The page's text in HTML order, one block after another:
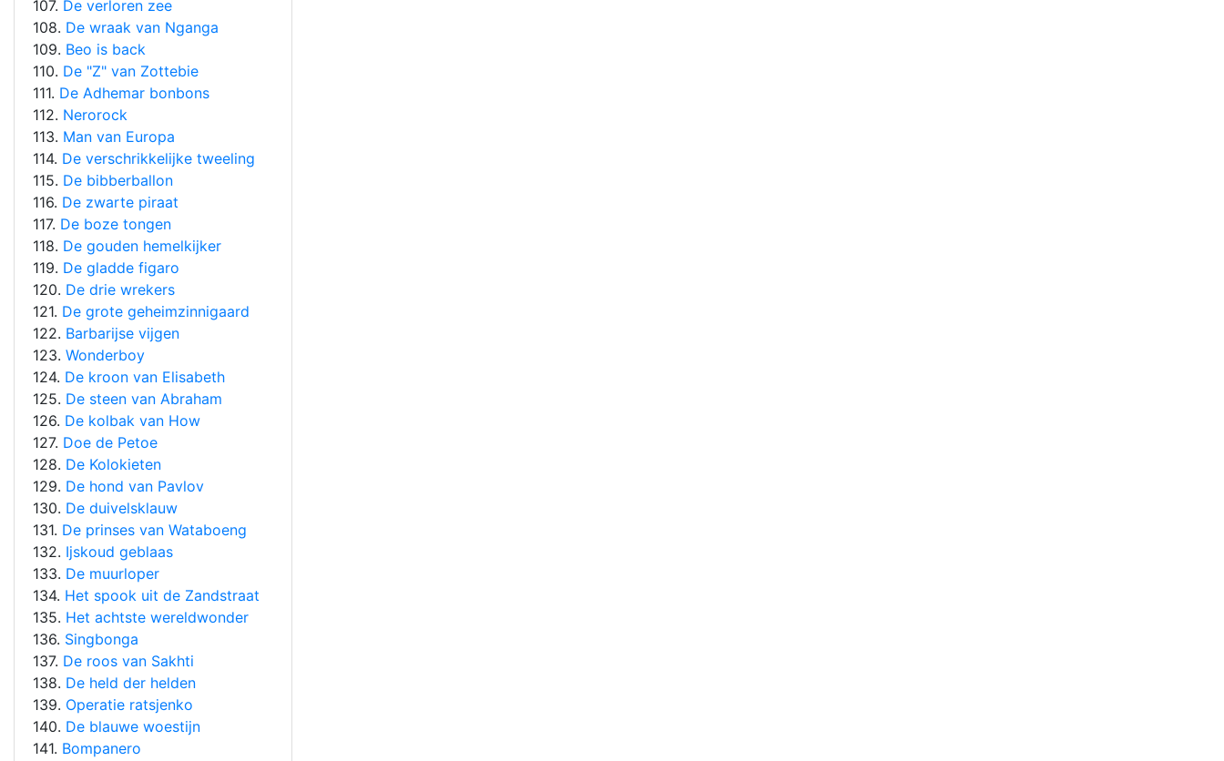
107. De verloren zee
108. De wraak van Nganga
109. Beo is back
110. De "Z" van Zottebie
111. De Adhemar bonbons
112. Nerorock
113. Man van Europa
114. De verschrikkelijke tweeling
115. De bibberballon
116. De zwarte piraat
117. De boze tongen
118. De gouden hemelkijker
119. De gladde figaro
120. De drie wrekers
121. De grote geheimzinnigaard
122. Barbarijse vijgen
123. Wonderboy
124. De kroon van Elisabeth
125. De steen van Abraham
126. De kolbak van How
127. Doe de Petoe
128. De Kolokieten
129. De hond van Pavlov
130. De duivelsklauw
131. De prinses van Wataboeng
132. Ijskoud geblaas
133. De muurloper
134. Het spook uit de Zandstraat
135. Het achtste wereldwonder
136. Singbonga
137. De roos van Sakhti
138. De held der helden
139. Operatie ratsjenko
140. De blauwe woestijn
141. Bompanero